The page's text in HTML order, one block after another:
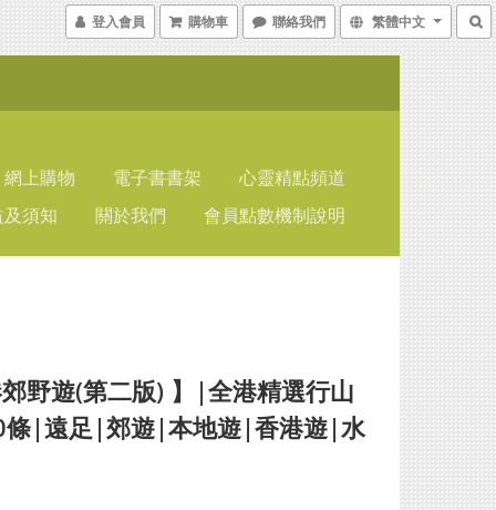
登入會員 購物車 聯絡我們 繁體中文
網上購物 電子書書架
心靈精點頻道
須知
關於我們 會員點數機制說明
野遊(第二版) 】|全港精選行山
條|遠足|郊遊|本地遊|香港遊|水